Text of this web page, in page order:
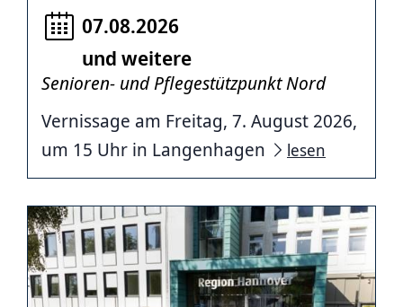
07.08.2026
und weitere
Senioren- und Pflegestützpunkt Nord
Vernissage am Freitag, 7. August 2026,
um 15 Uhr in Langenhagen
lesen